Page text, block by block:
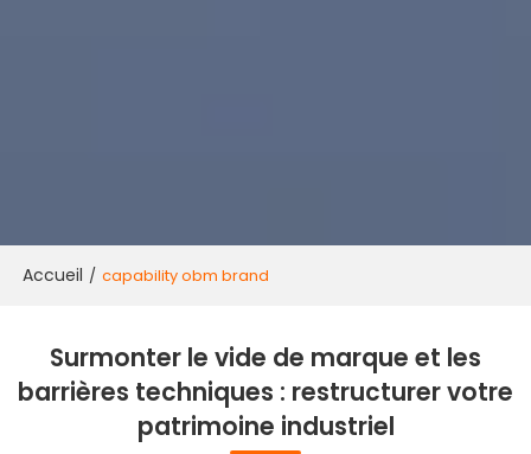
Accueil / capability obm brand
Surmonter le vide de marque et les
barrières techniques : restructurer votre
patrimoine industriel